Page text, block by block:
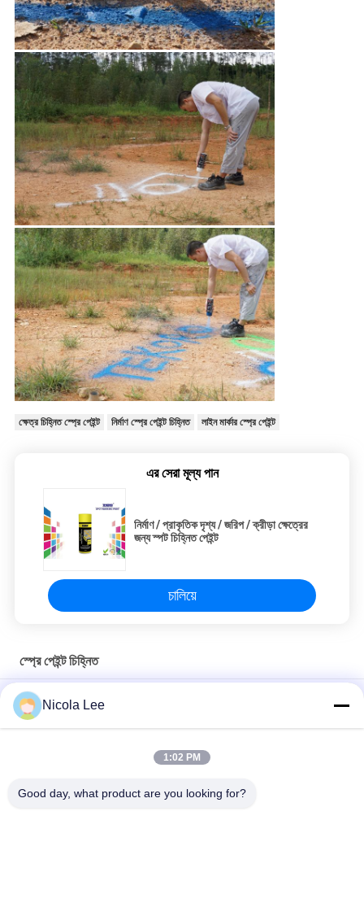
ক্ষেত্র চিহ্নিত স্প্রে পেইন্ট নির্মাণ স্প্রে পেইন্ট চিহ্নিত লাইন মার্কার স্প্রে পেইন্ট
এর সেরা মূল্য পান
নির্মাণ / প্রাকৃতিক দৃশ্য / জরিপ / ক্রীড়া ক্ষেত্রের
জন্য স্পট চিহ্নিত পেইন্ট
চালিয়ে
স্প্রে পেইন্ট চিহ্নিত
নির্মাণ / প্রাকৃতিক দৃশ্য / জরিপ / ক্রীড়া ক্ষেত্রের জন্য স্পট চিহ্নিত পেইন্ট
লাইন মার্কার স্প্রে পেইন্ট টলিউন ফ্রি এবং সিএফসি হাইলাইটিং এবং মার্কিং আউট এলাকার
Nicola Lee
1:02 PM
Good day, what product are you looking for?